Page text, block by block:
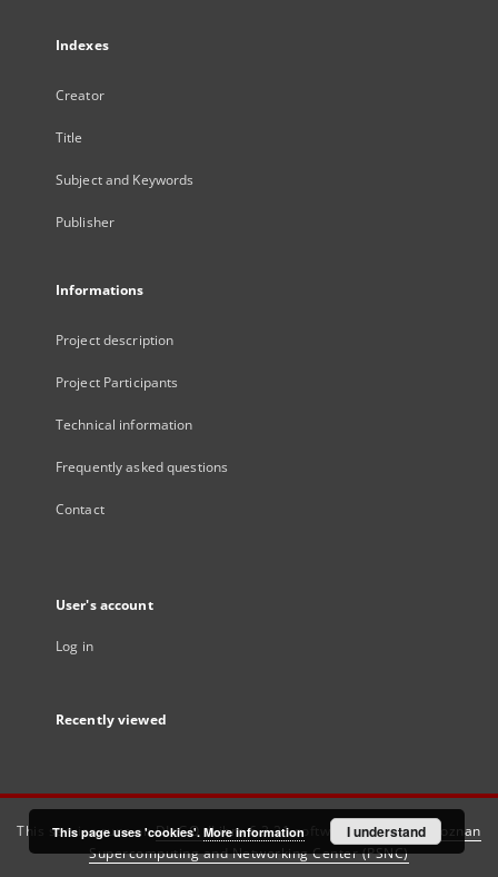
Indexes
Creator
Title
Subject and Keywords
Publisher
Informations
Project description
Project Participants
Technical information
Frequently asked questions
Contact
User's account
Log in
Recently viewed
This service runs onDInGO dLibra 6.3.21software created by
Poznan
Supercomputing and Networking Center (PSNC)
This page uses 'cookies'. More information I understand